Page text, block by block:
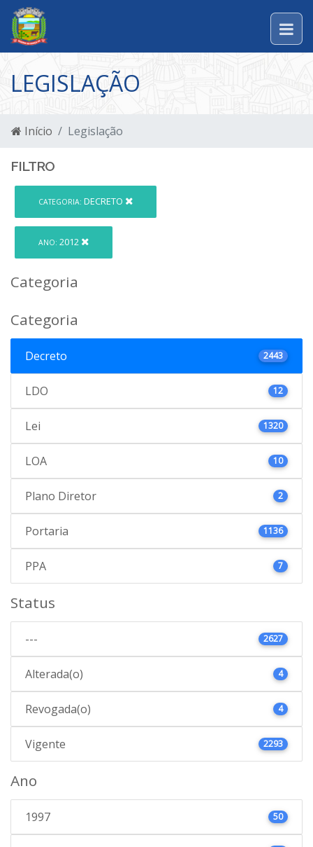
LEGISLAÇÃO
Início Legislação
FILTRO
CATEGORIA: DECRETO
ANO: 2012
Categoria
Categoria
Decreto 2443
LDO 12
Lei 1320
LOA 10
Plano Diretor 2
Portaria 1136
PPA 7
Status
--- 2627
Alterada(o) 4
Revogada(o) 4
Vigente 2293
Ano
1997 50